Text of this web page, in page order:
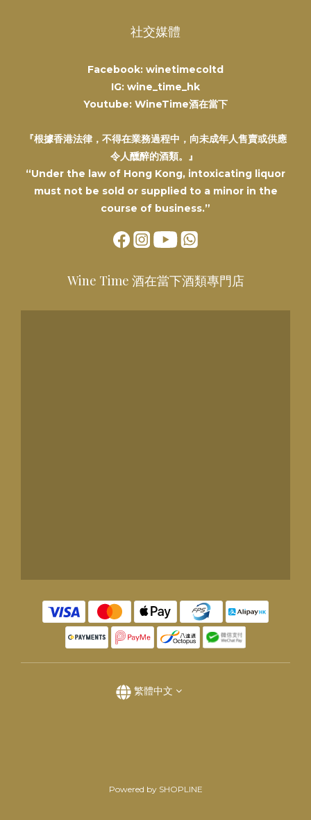
社交媒體
Facebook: winetimecoltd
IG: wine_time_hk
Youtube: WineTime酒在當下
『根據香港法律，不得在業務過程中，向未成年人售賣或供應
令人醺醉的酒類。』
“Under the law of Hong Kong, intoxicating liquor
must not be sold or supplied to a minor in the
course of business.”
Wine Time 酒在當下酒類專門店
繁體中文
Powered by SHOPLINE